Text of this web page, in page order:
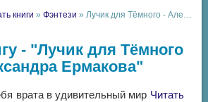
книги »Фэнтези » Лучик для Тёмного - Александра Ермакова
- "Лучик для Тёмного
Ермакова"
врата в удивительный мир Читать